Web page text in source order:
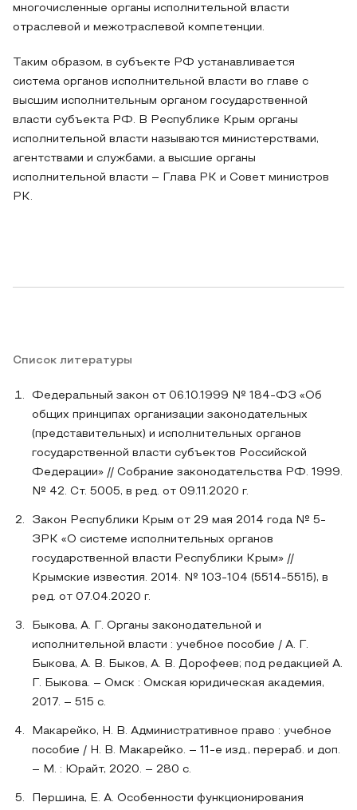
многочисленные органы исполнительной власти
отраслевой и межотраслевой компетенции.
Таким образом, в субъекте РФ устанавливается
система органов исполнительной власти во главе с
высшим исполнительным органом государственной
власти субъекта РФ. В Республике Крым органы
исполнительной власти называются министерствами,
агентствами и службами, а высшие органы
исполнительной власти – Глава РК и Совет министров
РК.
Список литературы
Федеральный закон от 06.10.1999 № 184-ФЗ «Об
общих принципах организации законодательных
(представительных) и исполнительных органов
государственной власти субъектов Российской
Федерации» // Собрание законодательства РФ. 1999.
№ 42. Ст. 5005, в ред. от 09.11.2020 г.
Закон Республики Крым от 29 мая 2014 года № 5-
ЗРК «О системе исполнительных органов
государственной власти Республики Крым» //
Крымские известия. 2014. № 103-104 (5514-5515), в
ред. от 07.04.2020 г.
Быкова, А. Г. Органы законодательной и
исполнительной власти : учебное пособие / А. Г.
Быкова, А. В. Быков, А. В. Дорофеев; под редакцией А.
Г. Быкова. – Омск : Омская юридическая академия,
2017. – 515 с.
Макарейко, Н. В. Административное право : учебное
пособие / Н. В. Макарейко. – 11-е изд., перераб. и доп.
– М. : Юрайт, 2020. – 280 с.
Першина, Е. А. Особенности функционирования